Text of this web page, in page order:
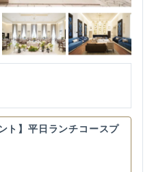
ト】平日ランチコースプ